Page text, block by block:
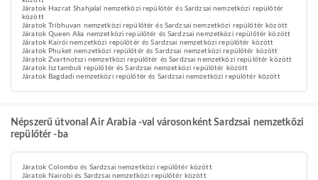
Járatok Hazrat Shahjalal nemzetközi repülőtér és Sardzsai nemzetközi repülőtér
között
Járatok Tribhuvan nemzetközi repülőtér és Sardzsai nemzetközi repülőtér között
Járatok Queen Alia nemzetközi repülőtér és Sardzsai nemzetközi repülőtér között
Járatok Kairói nemzetközi repülőtér és Sardzsai nemzetközi repülőtér között
Járatok Phuket nemzetközi repülőtér és Sardzsai nemzetközi repülőtér között
Járatok Zvartnotszi nemzetközi repülőtér és Sardzsai nemzetközi repülőtér között
Járatok Isztambuli repülőtér és Sardzsai nemzetközi repülőtér között
Járatok Bagdadi nemzetközi repülőtér és Sardzsai nemzetközi repülőtér között
Népszerű útvonal Air Arabia -val városonként Sardzsai nemzetközi
repülőtér -ba
Járatok Colombo és Sardzsai nemzetközi repülőtér között
Járatok Nairobi és Sardzsai nemzetközi repülőtér között